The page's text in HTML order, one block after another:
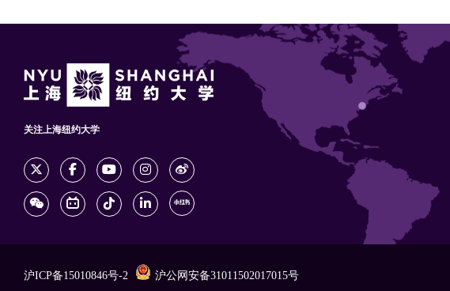
关注上海纽约大学
沪ICP备15010846号-2 沪公网安备31011502017015号